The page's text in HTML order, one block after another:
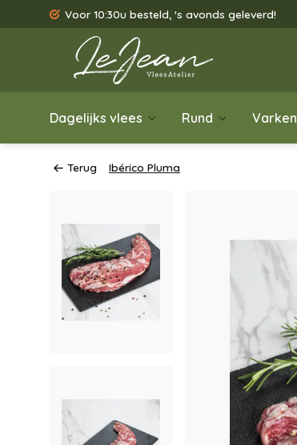
Voor 10:30u besteld, 's avonds geleverd!
Dagelijks vlees Rund Varken
Terug Ibérico Pluma